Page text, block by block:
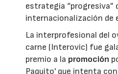
estrategia “progresiva”
internacionalización de
La interprofesional del
carne (Interovic) fue
premio a la promoción
Paquito' que intenta